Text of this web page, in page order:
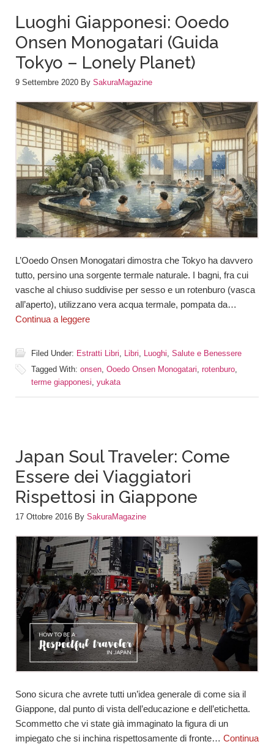
Luoghi Giapponesi: Ooedo
Onsen Monogatari (Guida
Tokyo – Lonely Planet)
9 Settembre 2020 By SakuraMagazine
L’Ooedo Onsen Monogatari dimostra che Tokyo ha davvero
tutto, persino una sorgente termale naturale. I bagni, fra cui
vasche al chiuso suddivise per sesso e un rotenburo (vasca
all’aperto), utilizzano vera acqua termale, pompata da…
Continua a leggere
Filed Under: Estratti Libri Libri Luoghi Salute e Benessere
Tagged With: onsen Ooedo Onsen Monogatari rotenburo
terme giapponesi yukata
Japan Soul Traveler: Come
Essere dei Viaggiatori
Rispettosi in Giappone
17 Ottobre 2016 By SakuraMagazine
Sono sicura che avrete tutti un’idea generale di come sia il
Giappone, dal punto di vista dell’educazione e dell’etichetta.
Scommetto che vi state già immaginato la figura di un
impiegato che si inchina rispettosamente di fronte… Continua